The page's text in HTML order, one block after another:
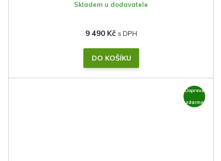
Skladem u dodavatele
9 490 Kč
DO KOŠÍKU
Doprava
zdarma